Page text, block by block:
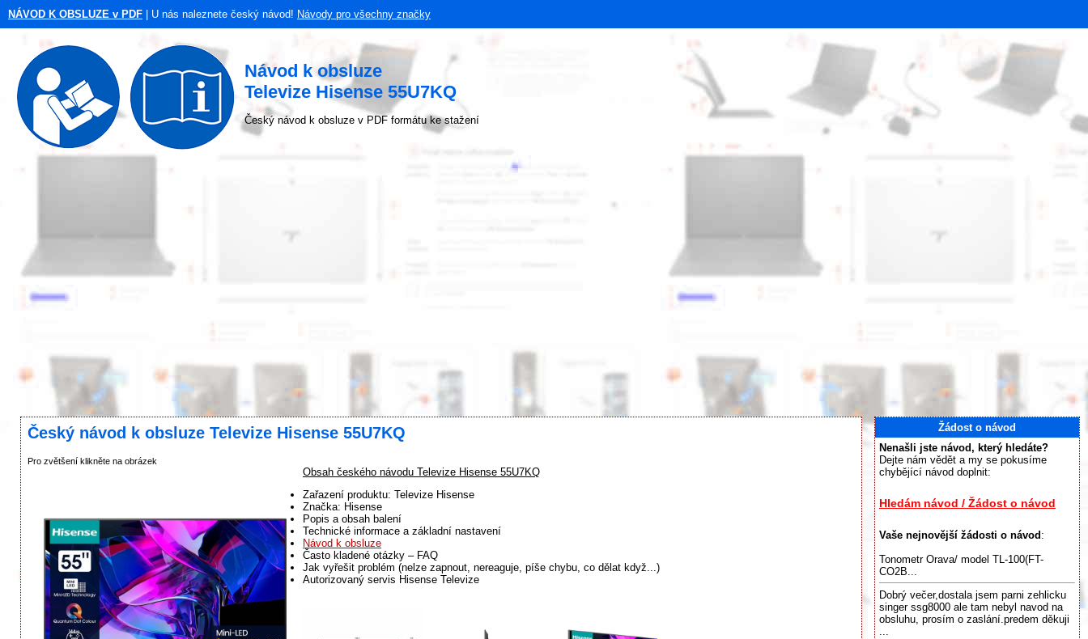
NÁVOD K OBSLUZE v PDF | U nás naleznete český návod! Návody pro všechny značky
Návod k obsluze
Televize Hisense 55U7KQ
Český návod k obsluze v PDF formátu ke stažení
Český návod k obsluze Televize Hisense 55U7KQ
Pro zvětšení klikněte na obrázek
Obsah českého návodu Televize Hisense 55U7KQ
Zařazení produktu: Televize Hisense
Značka: Hisense
Popis a obsah balení
Technické informace a základní nastavení
Návod k obsluze
Často kladené otázky – FAQ
Jak vyřešit problém (nelze zapnout, nereaguje, píše chybu, co dělat když...)
Autorizovaný servis Hisense Televize
Žádost o návod
Nenašli jste návod, který hledáte?
Dejte nám vědět a my se pokusíme
chybějící návod doplnit:
Hledám návod / Žádost o návod
Vaše nejnovější žádosti o návod :
Tonometr Orava/ model TL-100(FT-
CO2B...
Dobrý večer,dostala jsem parni zehlicku
singer ssg8000 ale tam nebyl navod na
obsluhu, prosím o zaslání.predem děkuji
...